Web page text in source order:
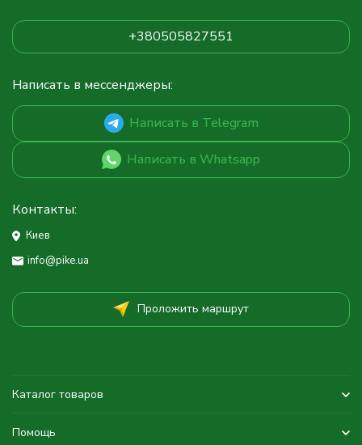
+380505827551
Написать в мессенджеры:
Написать в Telegram
Написать в Whatsapp
Контакты:
Киев
info@pike.ua
Проложить маршрут
Каталог товаров
Помощь